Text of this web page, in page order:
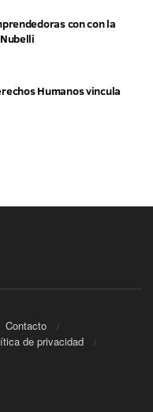
con con la
Humanos vincula
Contacto
de privacidad